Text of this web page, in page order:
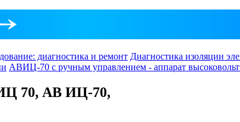
диагностика и ремонт Диагностика изоляции
АВИЦ-70 с ручным управлением - аппарат
70, AB ИЦ-70,